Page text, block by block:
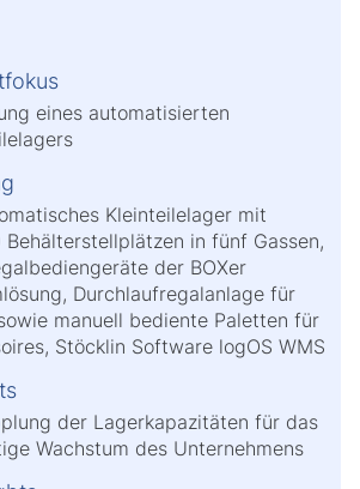
eines automatisierten
Kleinteilelager mit
in fünf Gassen,
der BOXer
Durchlaufregalanlage für
manuell bediente Paletten für
Stöcklin Software logOS WMS
der Lagerkapazitäten für das
Wachstum des Unternehmens